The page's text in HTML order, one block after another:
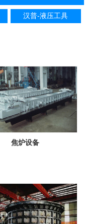
汉普-液压工具
焦炉设备